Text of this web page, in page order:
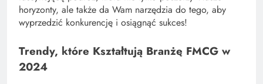
horyzonty, ale także da Wam narzędzia do tego, aby
wyprzedzić konkurencję i osiągnąć sukces!
Trendy, które Kształtują Branżę FMCG w
2024